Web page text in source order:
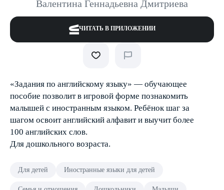
Валентина Геннадьевна Дмитриева
ЧИТАТЬ В ПРИЛОЖЕНИИ
«Задания по английскому языку» — обучающее
пособие позволит в игровой форме познакомить
малышей с иностранным языком. Ребёнок шаг за
шагом освоит английский алфавит и выучит более
100 английских слов.
Для дошкольного возраста.
Для детей Иностранные языки для детей